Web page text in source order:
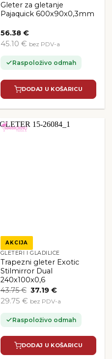
Gleter za gletanje
Pajaquick 600x90x0,3mm
56.38 €
45.10 € bez PDV-a
Raspoloživo odmah
DODAJ U KOŠARICU
AKCIJA
GLETERI I GLADILICE
Trapezni gleter Exotic
Stilmirror Dual
240x100x0,6
43.75€ Izvorna
bila
43.75 €.
37.19 €Trenutna
je:
29.75 € bez PDV-a
Raspoloživo odmah
DODAJ U KOŠARICU